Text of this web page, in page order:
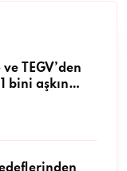
TEGV’den
bini aşkın
desteği